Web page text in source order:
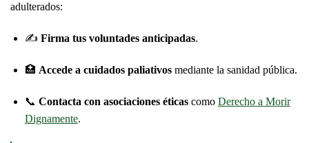
adulterados:
✍️ Firma tus voluntades anticipadas.
🏥 Accede a cuidados paliativosmediante la sanidad pública.
📞 Contacta con asociaciones éticascomo Derecho a Morir
Dignamente.